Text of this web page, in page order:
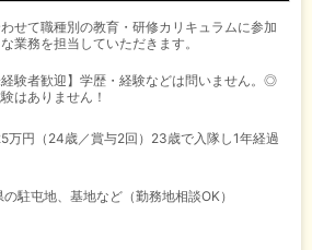
せて職種別の教育・研修カリキュラムに参加
業務を担当していただきます。
経験者歓迎】学歴・経験などは問いません。◎
はありません！
万円（24歳／賞与2回）23歳で入隊し1年経過
駐屯地、基地など（勤務地相談OK）